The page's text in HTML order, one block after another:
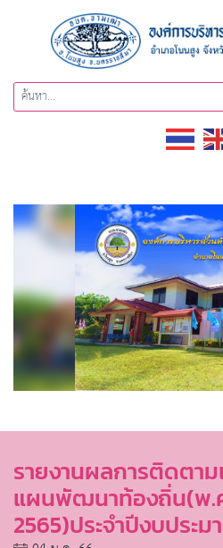
รายงานผลการติดตาม
แผนพัฒนาท้องถิ่น(พ.
2565)ประจำปีงบประ